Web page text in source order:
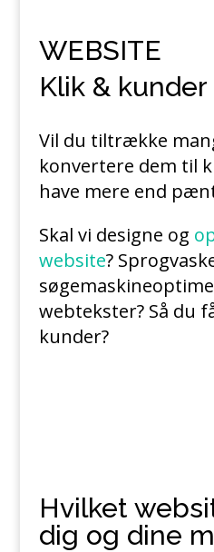
WEBSITE
Klik & kunder
Vil du tiltrække
konvertere dem til
have mere end
Skal vi designe og
website?
webtekster? Så du
kunder?
Hvilket
dig og dine